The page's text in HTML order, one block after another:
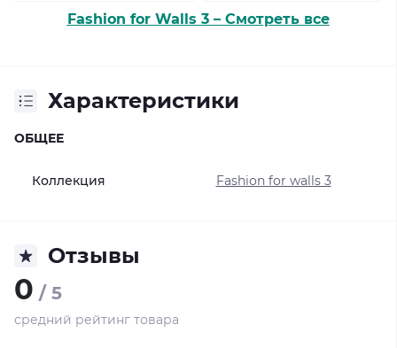
Fashion for Walls 3 – Смотреть все
Характеристики
ОБЩЕЕ
Коллекция Fashion for walls 3
Отзывы
0 / 5
средний рейтинг товара